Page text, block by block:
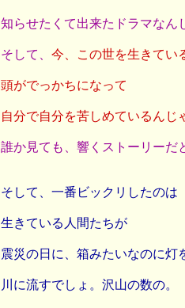
知らせたくて出来たドラマなん
そして、 今、この世を生きてい
頭がでっかちになって
自分で自分を苦しめているんじ
誰か見ても、響くストーリーだ
そして、一番ビックリしたのは
生きている人間たちが
震災の日に、箱みたいなのに灯
川に流すでしょ。沢山の数の。